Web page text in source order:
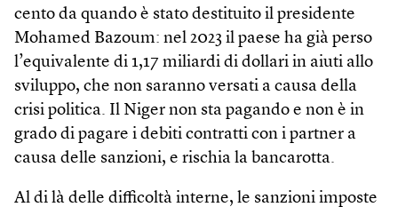
cento da quando è stato destituito il presidente
Mohamed Bazoum: nel 2023 il paese ha già perso
l’equivalente di 1,17 miliardi di dollari in aiuti allo
sviluppo, che non saranno versati a causa della
crisi politica. Il Niger non sta pagando e non è in
grado di pagare i debiti contratti con i partner a
causa delle sanzioni, e rischia la bancarotta.
Al di là delle difficoltà interne, le sanzioni imposte